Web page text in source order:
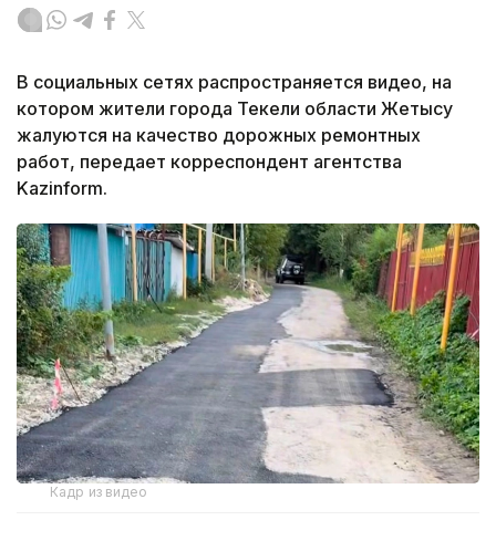
В социальных сетях распространяется видео, на
котором жители города Текели области Жетысу
жалуются на качество дорожных ремонтных
работ, передает корреспондент агентства
Kazinform.
Кадр из видео